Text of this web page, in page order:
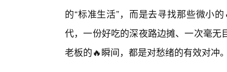
的“标准生活”，而是去寻找那些微小
代，一份好吃的深夜路边摊、一次毫
老板的🔥瞬间，都是对愁绪的有效对冲